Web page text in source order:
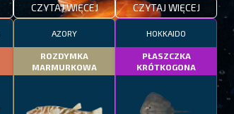
CZYTAJ WIĘCEJ CZYTAJ WIĘCEJ
AZORY
ROZDYMKA
MARMURKOWA
HOKKAIDO
PŁASZCZKA
KRÓTKOGONA